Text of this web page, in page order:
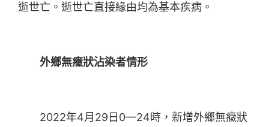
逝世亡。逝世亡直接緣由均為基本疾病。
外鄉無癥狀沾染者情形
2022年4月29日0—24時，新增外鄉無癥狀